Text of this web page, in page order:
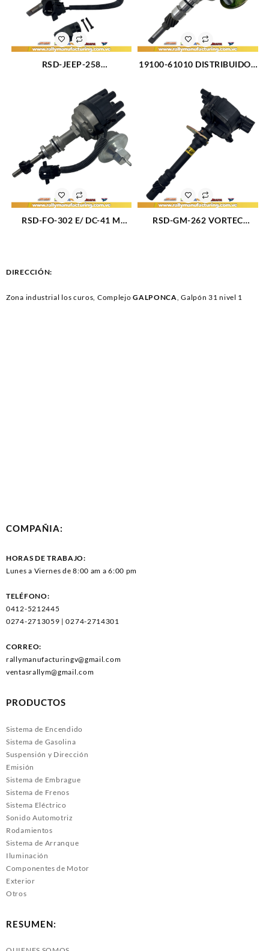
RSD-JEEP-258
CJ7 – CJ8 – WAGONEER –
CHEROKEE M232 (3.8L)
M258 (4.2L) (72-90) 6CIL
(370)
19100-61010 DISTRIBUIDOR
CRUISER – SAMURAI M4.0 –
4.2L (75-87) 6CIL PLATINO
(3108)
RSD-FO-302 E/ DC-41 M
5.8L) (75-85) 8CIL TAPA DC-
RSD-GM-262 VORTEC
DIRECCIÓN:
Zona industrial los curos, ComplejoGALPONCA , Galpón 31 nivel 1
COMPAÑIA:
HORAS DE TRABAJO:
Lunes a Viernes de 8:00 am a 6:00 pm
TELÉFONO:
0412-5212445
0274-2713059 | 0274-2714301
CORREO:
rallymanufacturingv@gmail.com
ventasrallym@gmail.com
PRODUCTOS
Sistema de Encendido
Sistema de Gasolina
Suspensión y Dirección
Emisión
Sistema de Embrague
Sistema de Frenos
Sistema Eléctrico
Sonido Automotriz
Rodamientos
Sistema de Arranque
Iluminación
Componentes de Motor
Exterior
Otros
RESUMEN: